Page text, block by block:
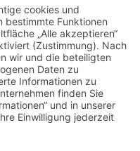
du den Grundstein
Brandschutz: Was
können
So schützen Sie Ihr
Familienalltag